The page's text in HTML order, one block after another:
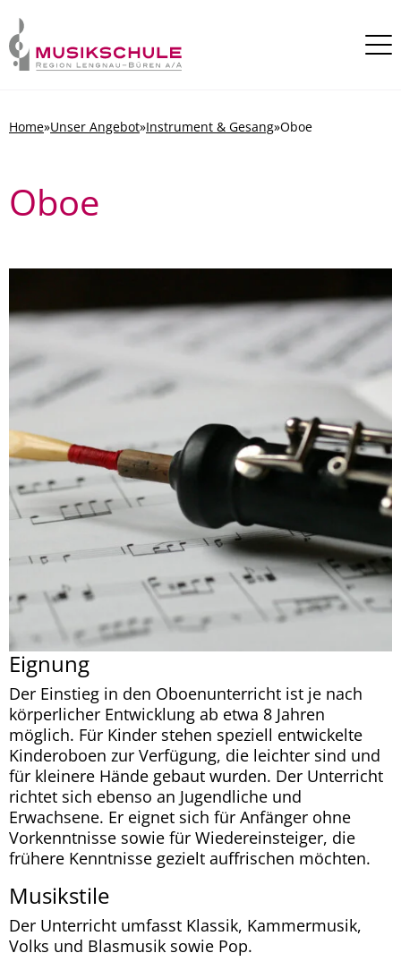
Home»Unser Angebot»Instrument & Gesang»Oboe
Oboe
Eignung
Der Einstieg in den Oboenunterricht ist je nach
körperlicher Entwicklung ab etwa 8 Jahren
möglich. Für Kinder stehen speziell entwickelte
Kinderoboen zur Verfügung, die leichter sind und
für kleinere Hände gebaut wurden. Der Unterricht
richtet sich ebenso an Jugendliche und
Erwachsene. Er eignet sich für Anfänger ohne
Vorkenntnisse sowie für Wiedereinsteiger, die
frühere Kenntnisse gezielt auffrischen möchten.
Musikstile
Der Unterricht umfasst Klassik, Kammermusik,
Volks und Blasmusik sowie Pop.